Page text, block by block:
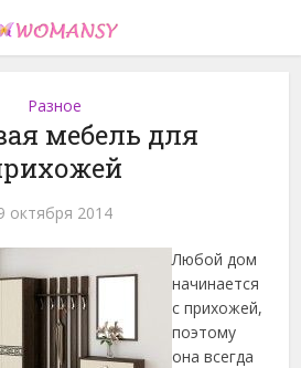
Разное
мебель для
октября 2014
Любой дом
начинается
с прихожей,
поэтому
она всегда